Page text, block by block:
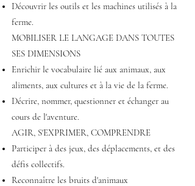
Découvrir les outils et les machines utilisés à la
ferme.
MOBILISER LE LANGAGE DANS TOUTES
SES DIMENSIONS
Enrichir le vocabulaire lié aux animaux, aux
aliments, aux cultures et à la vie de la ferme.
Décrire, nommer, questionner et échanger au
cours de l'aventure.
AGIR, S'EXPRIMER, COMPRENDRE
Participer à des jeux, des déplacements, et des
défis collectifs.
Reconnaître les bruits d'animaux